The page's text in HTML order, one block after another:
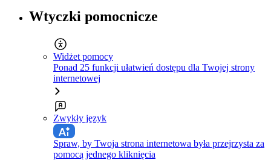
Wtyczki pomocnicze
Widżet pomocy
Ponad 25 funkcji ułatwień dostępu dla Twojej strony
internetowej
Zwykły język
Spraw, by Twoja strona internetowa była przejrzysta za
pomocą jednego kliknięcia